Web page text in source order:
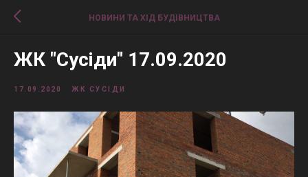
НОВИНИ ТА ХІД БУДІВНИЦТВА
ЖК "Сусіди" 17.09.2020
17.09.2020 ЖК СУСІДИ